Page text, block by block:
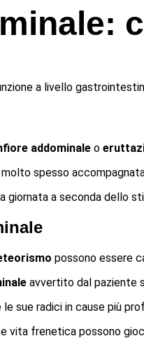
a livello
addominale o
spesso
giornata a seconda dello
possono essere
avvertito dal paziente
sue radici in cause più
vita frenetica possono